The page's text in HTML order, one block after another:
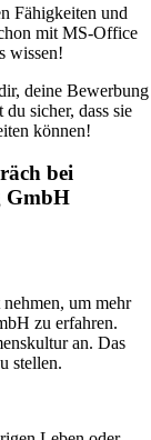
Fähigkeiten und
mit MS-Office
wissen!
deine Bewerbung
sicher, dass sie
können!
bei
GmbH
um mehr
zu erfahren.
an. Das
stellen.